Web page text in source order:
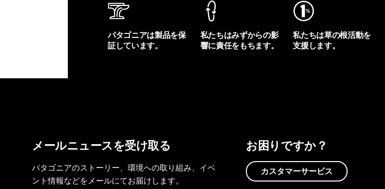
パタゴニアは製品を保
証しています。
私たちはみずからの影
響に責任をもちます。
私たちは草の根活動を
支援します。
メールニュースを受け取る
パタゴニアのストーリー、環境への取り組み、イベ
ント情報などをメールにてお届けします。
お困りですか？
カスタマーサービス